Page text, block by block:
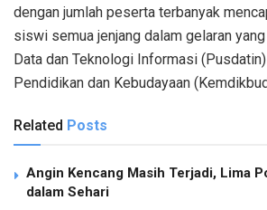
dengan jumlah peserta terbanyak
siswi semua jenjang dalam gelaran
Data dan Teknologi Informasi
Pendidikan dan Kebudayaan
Related Posts
Angin Kencang Masih Terjadi, Lima
dalam Sehari